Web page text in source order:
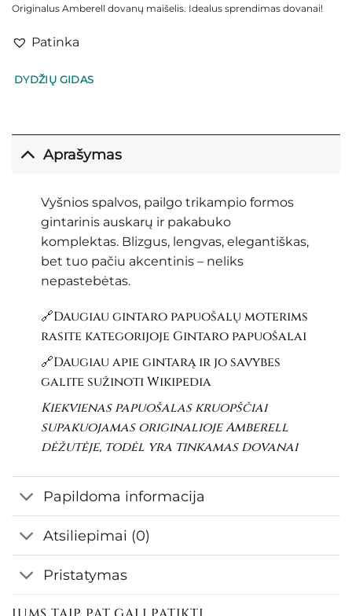
Originalus Amberell dovanų maišelis. Idealus sprendimas dovanai!
Patinka
DYDŽIŲ GIDAS
Aprašymas
Vyšnios spalvos, pailgo trikampio formos
gintarinis auskarų ir pakabuko
komplektas. Blizgus, lengvas, elegantiškas,
bet tuo pačiu akcentinis – neliks
nepastebėtas.
🔗Daugiau gintaro papuošalų moterims
rasite kategorijoje Gintaro papuošalai
🔗Daugiau apie gintarą ir jo savybes
galite sužinotiWikipedia
Kiekvienas papuošalas kruopščiai
supakuojamas originalioje Amberell
dėžutėje, todėl yra tinkamas dovanai
Papildoma informacija
Atsiliepimai (0)
Pristatymas